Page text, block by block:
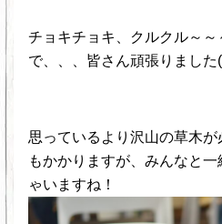
チョキチョキ、クルクル～～
で、、、皆さん頑張りました
思っているより沢山の草木
もかかりますが、みんなと
ゃいますね！